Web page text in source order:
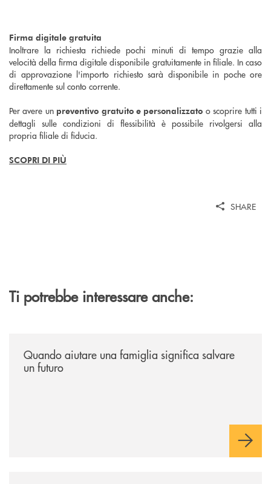
Firma digitale gratuita
Inoltrare la richiesta richiede pochi minuti di tempo grazie alla
velocità della firma digitale disponibile gratuitamente in filiale. In caso
di approvazione l'importo richiesto sarà disponibile in poche ore
direttamente sul conto corrente.
Per avere un preventivo gratuito e personalizzato o scoprire tutti i
dettagli sulle condizioni di flessibilità è possibile rivolgersi alla
propria filiale di fiducia.
SCOPRI DI PIÙ
SHARE
Ti potrebbe interessare anche:
Quando aiutare una famiglia significa salvare
un futuro